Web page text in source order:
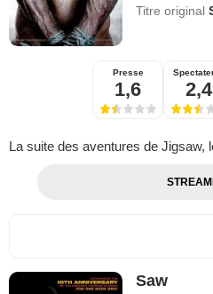
Titre original
Presse
1,6 2,4
La suite des aventures de Jigsaw,
Saw